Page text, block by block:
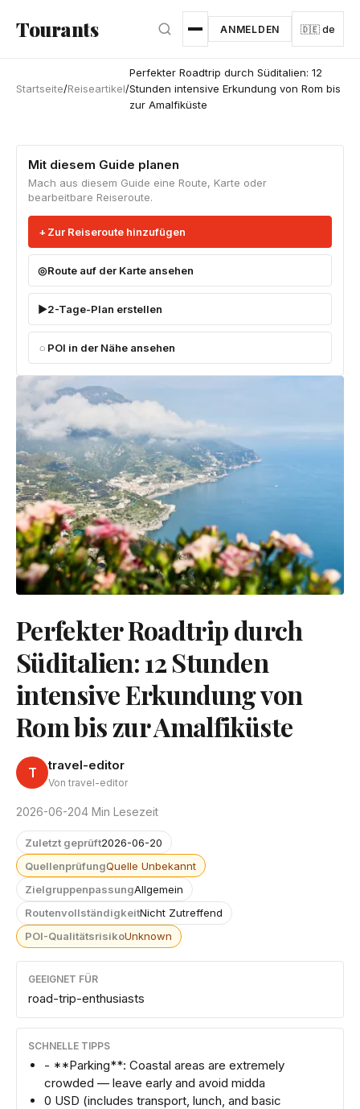
Tourants ANMELDEN 🇩🇪 de
Startseite/Reiseartikel/
Perfekter Roadtrip durch Süditalien: 12
Stunden intensive Erkundung von Rom bis
zur Amalfiküste
Mit diesem Guide planen
Mach aus diesem Guide eine Route, Karte oder
bearbeitbare Reiseroute.
Zur Reiseroute hinzufügen
Route auf der Karte ansehen
2-Tage-Plan erstellen
POI in der Nähe ansehen
Perfekter Roadtrip durch
Süditalien: 12 Stunden
intensive Erkundung von
Rom bis zur Amalfiküste
T travel-editor
Von travel-editor
2026-06-204 Min Lesezeit
Zuletzt geprüft2026-06-20
QuellenprüfungQuelle Unbekannt
ZielgruppenpassungAllgemein
RoutenvollständigkeitNicht Zutreffend
POI-QualitätsrisikoUnknown
GEEIGNET FÜR
road-trip-enthusiasts
SCHNELLE TIPPS
- **Parking**: Coastal areas are extremely
crowded — leave early and avoid midda
0 USD (includes transport, lunch, and basic